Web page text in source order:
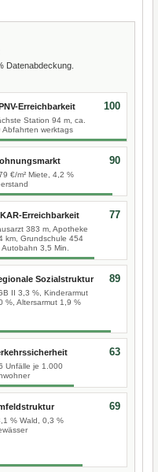
Datenabdeckung.
Erreichbarkeit
Station 94 m, ca.
Abfahrten werktags
100
€/m² Miete, 4,2 %
90
Erreichbarkeit
383 m, Apotheke
km, Grundschule 454
Autobahn 3,5 Min.
77
Sozialstruktur
II 3,3 %, Kinderarmut
%, Altersarmut 1,9 %
89
Unfälle je 1.000
63
% Wald, 0,3 %
69